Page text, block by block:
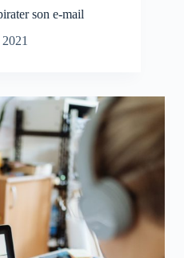
son e-mail